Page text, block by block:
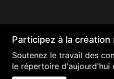
Participez à la création
Soutenez le travail des
le répertoire d'aujourd'hui